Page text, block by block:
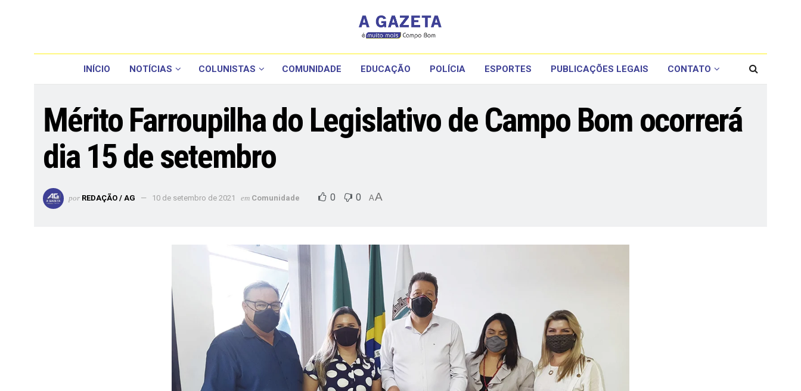
INÍCIO NOTÍCIAS COLUNISTAS COMUNIDADE EDUCAÇÃO POLÍCIA ESPORTES PUBLICAÇÕES LEGAIS CONTATO
Mérito Farroupilha do Legislativo de Campo Bom ocorrerá
dia 15 de setembro
por REDAÇÃO / AG 10 de setembro de 2021 em Comunidade 0 0 AA